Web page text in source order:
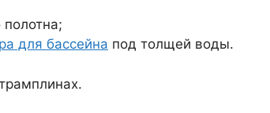
для бассейна под толщей воды.